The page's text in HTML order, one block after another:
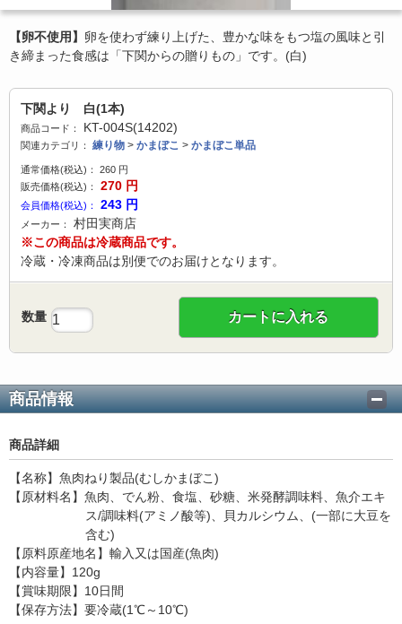
【卵不使用】 卵を使わず練り上げた、豊かな味をもつ塩の風味と引
き締まった食感は「下関からの贈りもの」です。(白)
下関より 白(1本)
商品コード： KT-004S(14202)
関連カテゴリ： 練り物 > かまぼこ > かまぼこ単品
通常価格(税込)： 260 円
販売価格(税込)：
270 円
会員価格(税込)： 243 円
メーカー：
村田実商店
※この商品は冷蔵商品です。
冷蔵・冷凍商品は別便でのお届けとなります。
数量 カートに入れる
商品情報
商品詳細
【名称】魚肉ねり製品(むしかまぼこ)
【原材料名】魚肉、でん粉、食塩、砂糖、米発酵調味料、魚介エキ
ス/調味料(アミノ酸等)、貝カルシウム、(一部に大豆を
含む)
【原料原産地名】輸入又は国産(魚肉)
【内容量】120g
【賞味期限】10日間
【保存方法】要冷蔵(1℃～10℃)